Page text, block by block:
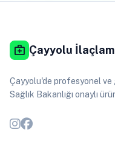
medical_services Çayyolu
Çayyolu'de profesyonel
Sağlık Bakanlığı onaylı